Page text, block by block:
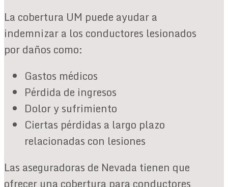
La cobertura UM puede ayudar a
indemnizar a los conductores lesionados
por daños como:
Gastos médicos
Pérdida de ingresos
Dolor y sufrimiento
Ciertas pérdidas a largo plazo
relacionadas con lesiones
Las aseguradoras de Nevada tienen que